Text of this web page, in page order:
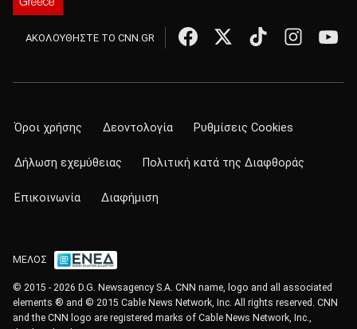
ΑΚΟΛΟΥΘΗΣΤΕ ΤΟ CNN.GR
Όροι χρήσης Δεοντολογία Ρυθμίσεις Cookies
Δήλωση εχεμύθειας Πολιτική κατά της Διαφθοράς
Επικοινωνία Διαφήμιση
ΜΕΛΟΣ
© 2015 - 2026 D.G. Newsagency S.A. CNN name, logo and all associated
elements ® and © 2015 Cable News Network, Inc. All rights reserved. CNN
and the CNN logo are registered marks of Cable News Network, Inc.,